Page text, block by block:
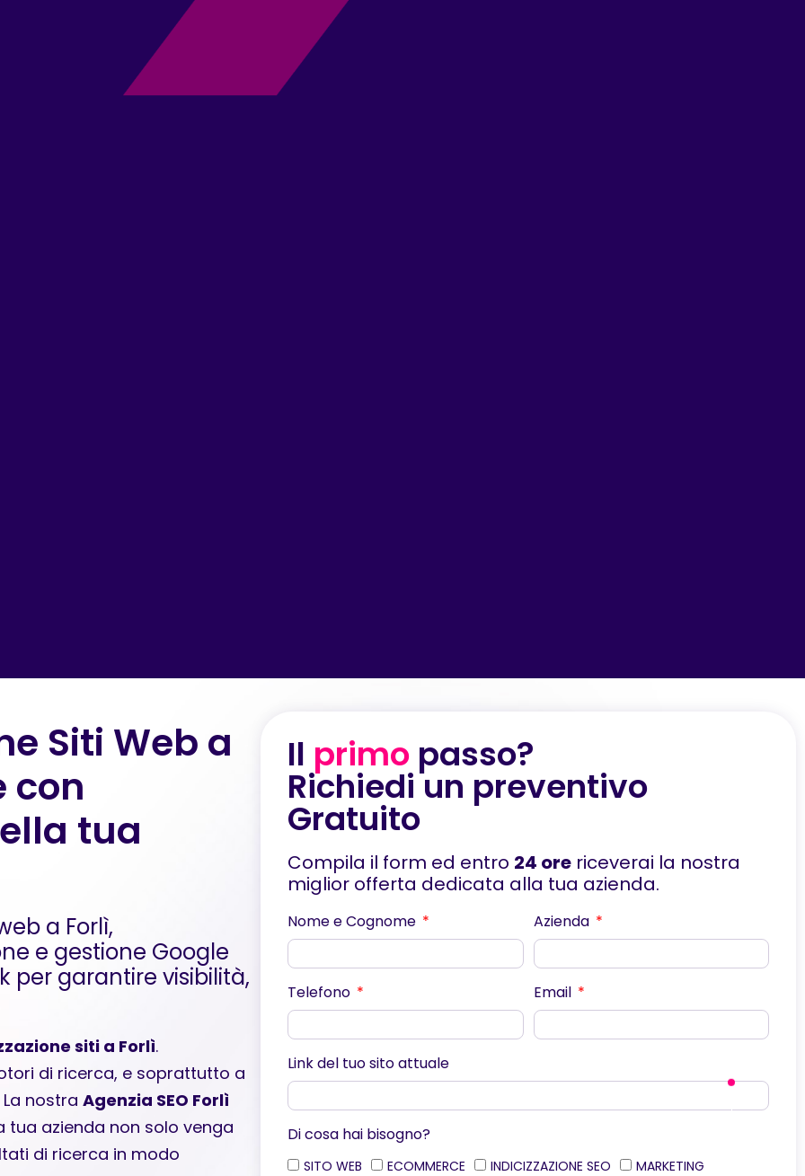
Siti Web a
con
tua
a Forlì,
e gestione Google
per garantire visibilità,
siti a Forlì.
di ricerca, e soprattutto a
nostra Agenzia SEO Forlì
azienda non solo venga
di ricerca in modo
Il primo passo?
Richiedi un preventivo
Gratuito
Compila il form ed entro 24 orericeverai la nostra
miglior offerta dedicata alla tua azienda.
Nome e Cognome Azienda
Telefono Email
Link del tuo sito attuale
Di cosa hai bisogno?
SITO WEB ECOMMERCE INDICIZZAZIONE SEO
MARKETING